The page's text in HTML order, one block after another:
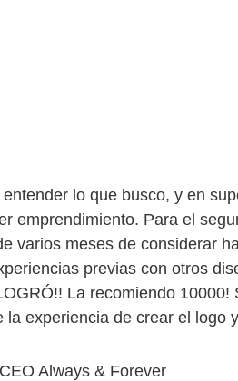
lo que busco, y en
emprendimiento. Para el
varios meses de considerar
previas con otros
La recomiendo
experiencia de crear el logo
Always & Forever